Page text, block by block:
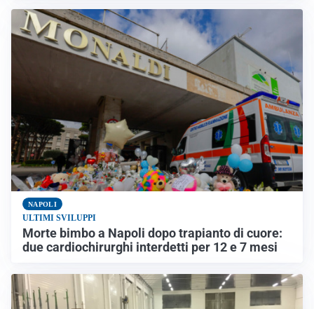
NAPOLI
ULTIMI SVILUPPI
Morte bimbo a Napoli dopo trapianto di cuore:
due cardiochirurghi interdetti per 12 e 7 mesi